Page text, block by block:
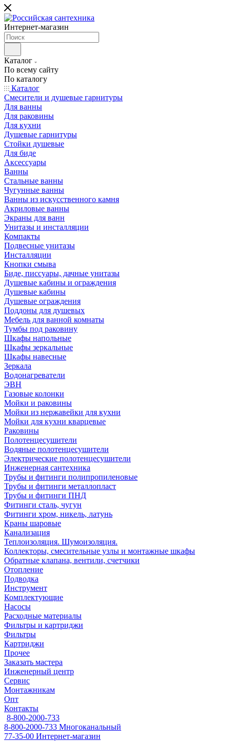
Интернет-магазин
Каталог
По всему сайту
По каталогу
Каталог
Смесители и душевые гарнитуры
Для ванны
Для раковины
Для кухни
Душевые гарнитуры
Стойки душевые
Для биде
Аксессуары
Ванны
Стальные ванны
Чугунные ванны
Ванны из искусственного камня
Акриловые ванны
Экраны для ванн
Унитазы и инсталляции
Компакты
Подвесные унитазы
Инсталляции
Кнопки смыва
Биде, писсуары, дачные унитазы
Душевые кабины и ограждения
Душевые кабины
Душевые ограждения
Поддоны для душевых
Мебель для ванной комнаты
Тумбы под раковину
Шкафы напольные
Шкафы зеркальные
Шкафы навесные
Зеркала
Водонагреватели
ЭВН
Газовые колонки
Мойки и раковины
Мойки из нержавейки для кухни
Мойки для кухни кварцевые
Раковины
Полотенцесушители
Водяные полотенцесушители
Электрические полотенцесушители
Инженерная сантехника
Трубы и фитинги полипропиленовые
Трубы и фитинги металлопласт
Трубы и фитинги ПНД
Фитинги сталь, чугун
Фитинги хром, никель, латунь
Краны шаровые
Канализация
Теплоизоляция. Шумоизоляция.
Коллекторы, смесительные узлы и монтажные шкафы
Обратные клапана, вентили, счетчики
Отопление
Подводка
Инструмент
Комплектующие
Насосы
Расходные материалы
Фильтры и картриджи
Фильтры
Картриджи
Прочее
Заказать мастера
Инженерный центр
Сервис
Монтажникам
Опт
Контакты
8-800-2000-733
8-800-2000-733 Многоканальный
77-35-00 Интернет-магазин